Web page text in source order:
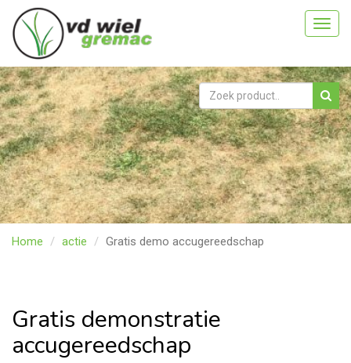
Home actie Gratis demo accugereedschap
Gratis demonstratie
accugereedschap